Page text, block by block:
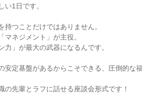
い1日です。
つことだけではありません。
ネジメント」が主役。
」が最大の武器になるんです。
安定基盤があるからこそできる、圧倒的な
先輩とラフに話せる座談会形式です！